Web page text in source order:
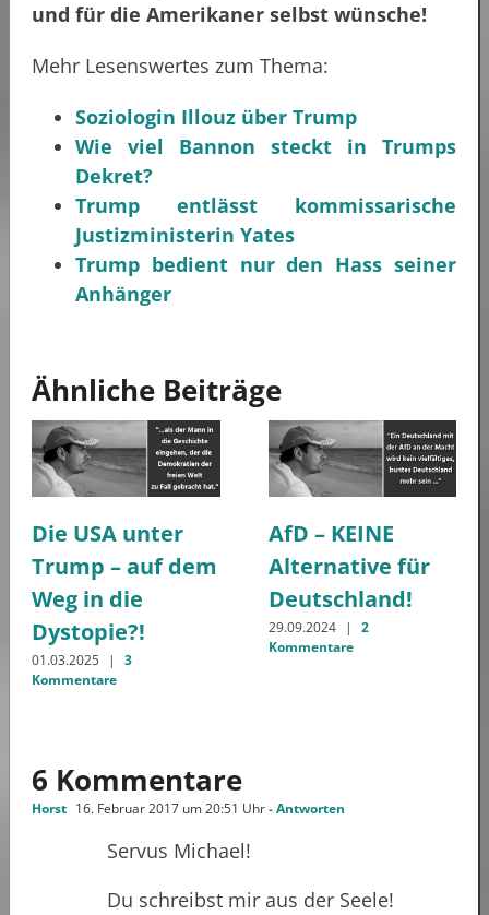
und für die Amerikaner selbst wünsche!
Mehr Lesenswertes zum Thema:
Soziologin Illouz über Trump
Wie viel Bannon steckt in Trumps
Dekret?
Trump entlässt kommissarische
Justizministerin Yates
Trump bedient nur den Hass seiner
Anhänger
Ähnliche Beiträge
Die USA unter
Trump – auf dem
Weg in die
Dystopie?!
01.03.2025 |
3
Kommentare
AfD – KEINE
Alternative für
Deutschland!
29.09.2024 |
2
Kommentare
6 Kommentare
Horst 16. Februar 2017 um 20:51 Uhr- Antworten
Servus Michael!
Du schreibst mir aus der Seele!